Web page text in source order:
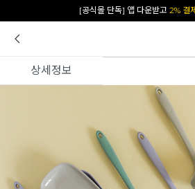
카카오 플친 추가하면1천원 즉
상세정보